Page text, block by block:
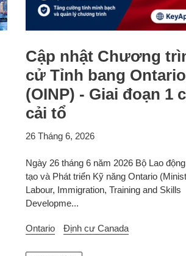
Cập nhật Chương
cử Tỉnh bang Ontario
(OINP) - Giai đoạn 1
cải tổ
26 Tháng 6, 2026
Ngày 26 tháng 6 năm 2026 Bộ Lao
tạo và Phát triển Kỹ năng Ontario
Labour, Immigration, Training and Skills
Developme...
Ontario Định cư Canada